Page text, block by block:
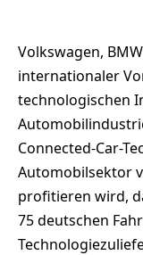
Volkswagen,
internationaler
technologischen
Connected-Car-
Automobilsektor
profitieren wird,
75 deutschen